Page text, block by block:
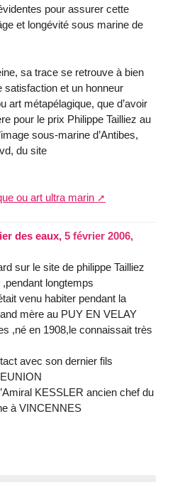
pour assurer cette
et longévité sous marine de
sa trace se retrouve à bien
satisfaction et un honneur
art métapélagique, que d’avoir
pour le prix Philippe Tailliez au
sous-marine d’Antibes,
du site
ou art ultra marin
des eaux, 5 février 2006,
sur le site de philippe Tailliez
longtemps
venu habiter pendant la
mère au PUY EN VELAY
,né en 1908,le connaissait très
avec son dernier fils
KESSLER ancien chef du
à VINCENNES